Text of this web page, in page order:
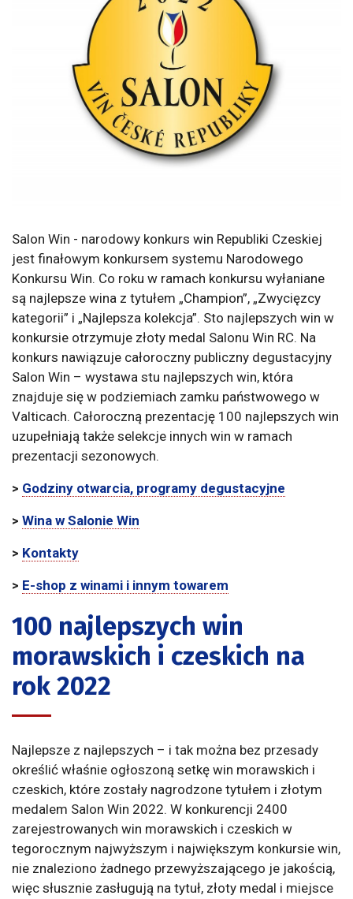
Salon Win - narodowy konkurs win Republiki Czeskiej
jest finałowym konkursem systemu Narodowego
Konkursu Win. Co roku w ramach konkursu wyłaniane
są najlepsze wina z tytułem „Champion”, „Zwycięzcy
kategorii” i „Najlepsza kolekcja”. Sto najlepszych win w
konkursie otrzymuje złoty medal Salonu Win RC. Na
konkurs nawiązuje całoroczny publiczny degustacyjny
Salon Win – wystawa stu najlepszych win, która
znajduje się w podziemiach zamku państwowego w
Valticach. Całoroczną prezentację 100 najlepszych win
uzupełniają także selekcje innych win w ramach
prezentacji sezonowych.
> Godziny otwarcia, programy degustacyjne
> Wina w Salonie Win
> Kontakty
> E-shop z winami i innym towarem
100 najlepszych win
morawskich i czeskich na
rok 2022
Najlepsze z najlepszych – i tak można bez przesady
określić właśnie ogłoszoną setkę win morawskich i
czeskich, które zostały nagrodzone tytułem i złotym
medalem Salon Win 2022. W konkurencji 2400
zarejestrowanych win morawskich i czeskich w
tegorocznym najwyższym i największym konkursie win,
nie znaleziono żadnego przewyższającego je jakością,
więc słusznie zasługują na tytuł, złoty medal i miejsce